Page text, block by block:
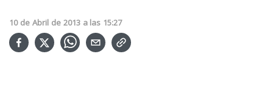
10 de Abril de 2013 a las 15:27